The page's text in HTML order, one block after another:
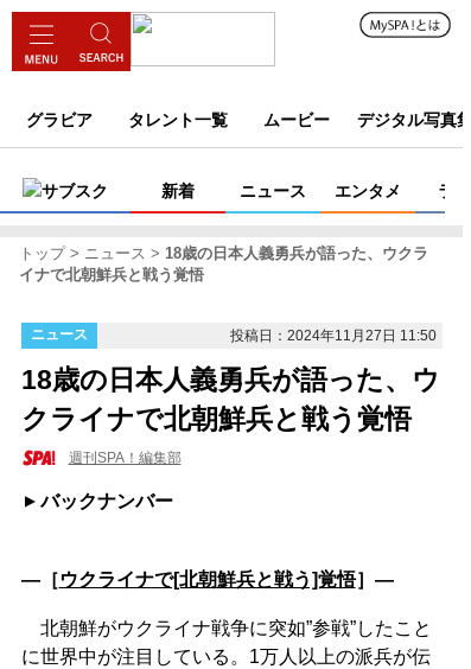
グラビア タレント一覧 ムービー デジタル写真集
サブスク 新着 ニュース エンタメ ライ
トップ ニュース
18歳の日本人義勇兵が語った、ウクラ
イナで北朝鮮兵と戦う覚悟
ニュース 投稿日：2024年11月27日 11:50
18歳の日本人義勇兵が語った、ウ
クライナで北朝鮮兵と戦う覚悟
週刊SPA！編集部
バックナンバー
―［ウクライナで[北朝鮮兵と戦う]覚悟］―
北朝鮮がウクライナ戦争に突如”参戦”したこと
に世界中が注目している。1万人以上の派兵が伝